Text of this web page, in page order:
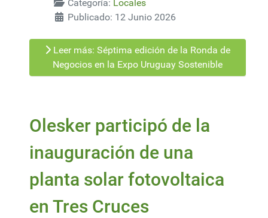
Categoría: Locales
Publicado: 12 Junio 2026
Leer más: Séptima edición de la Ronda de
Negocios en la Expo Uruguay Sostenible
Olesker participó de la
inauguración de una
planta solar fotovoltaica
en Tres Cruces